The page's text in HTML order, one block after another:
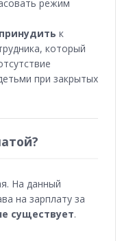
режим
к
который
при закрытых
На данный
на зарплату за
существует.